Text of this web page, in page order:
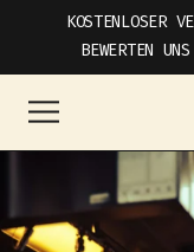
INHALT
BEWERTEN
JUS&JAR
Navigation